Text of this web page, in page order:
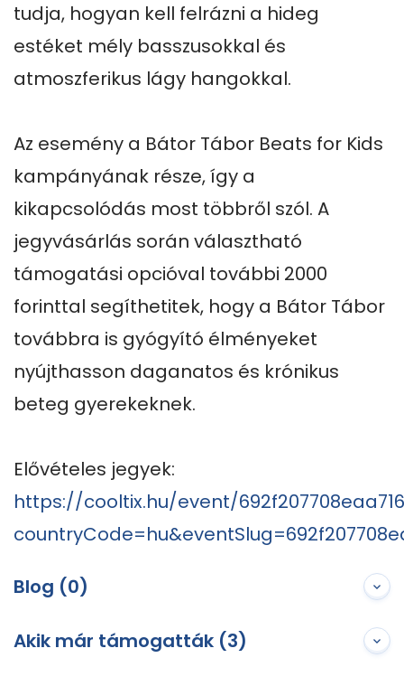
tudja, hogyan kell felrázni a hideg
estéket mély basszusokkal és
atmoszferikus lágy hangokkal.
Az esemény a Bátor Tábor Beats for Kids
kampányának része, így a
kikapcsolódás most többről szól. A
jegyvásárlás során választható
támogatási opcióval további 2000
forinttal segíthetitek, hogy a Bátor Tábor
továbbra is gyógyító élményeket
nyújthasson daganatos és krónikus
beteg gyerekeknek.
https://cooltix.hu/event/
Blog (0)
Akik már támogatták (3)